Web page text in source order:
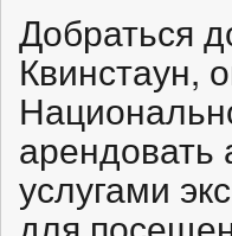
Добраться
Квинстаун,
арендовать
услугами